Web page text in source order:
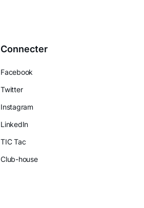
Connecter
Facebook
Twitter
Instagram
LinkedIn
TIC Tac
Club-house